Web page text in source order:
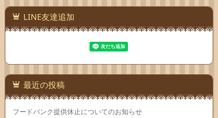
LINE友達追加
最近の投稿
フードバンク提供休止についてのお知らせ